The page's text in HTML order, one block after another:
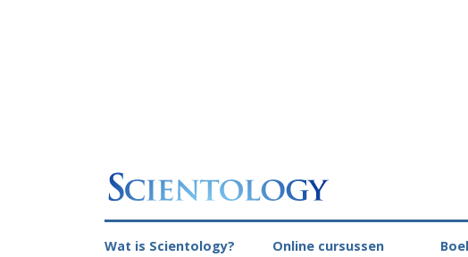
Wat is Scientology? Online cursussen